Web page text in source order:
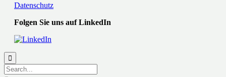
Datenschutz
Folgen Sie uns auf LinkedIn
